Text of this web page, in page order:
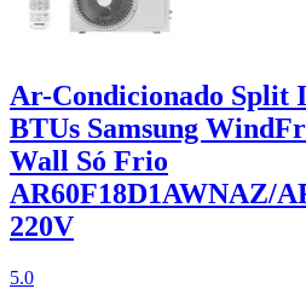
Ar-Condicionado Split
BTUs Samsung
Wall Só Frio
AR60F18D1AWNAZ/
220V
5.0